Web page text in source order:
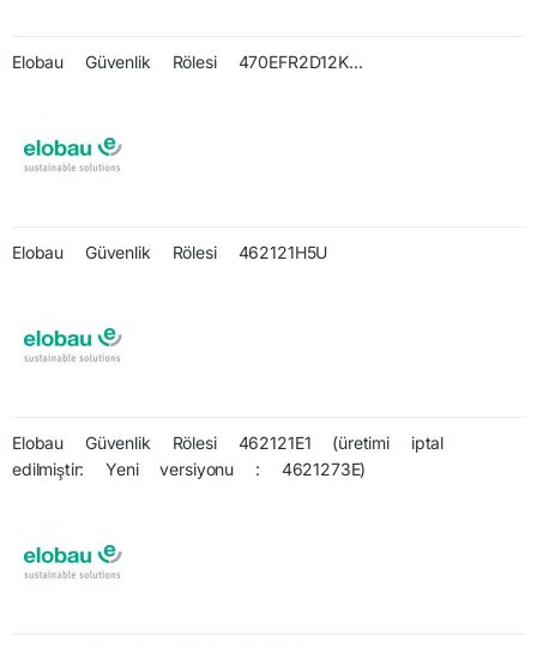
Elobau Güvenlik Rölesi 470EFR2D12K...
Elobau Güvenlik Rölesi 462121H5U
Elobau Güvenlik Rölesi 462121E1 (üretimi iptal
edilmiştir: Yeni versiyonu : 4621273E)